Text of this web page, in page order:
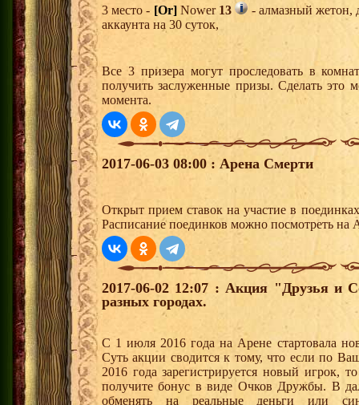
3 место - [Or]Nower 13
- алмазный жетон,
аккаунта на 30 суток,
Все 3 призера могут проследовать в
получить заслуженные призы. Сделать это
момента.
2017-06-03 08:00 : Арена Смерти
Открыт прием ставок на участие в
Расписание поединков можно посмотреть на
2017-06-02 12:07 : Акция "Друзья и
разных городах.
С 1 июля 2016 года на Арене стартовала
Суть акции сводится к тому, что если по
2016 года зарегистрируется новый
получите бонус в виде Очков Дружбы. В
обменять на реальные деньги или